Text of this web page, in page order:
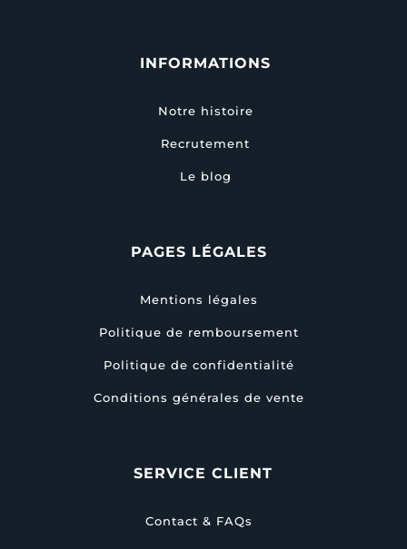
INFORMATIONS
Notre histoire
Recrutement
Le blog
PAGES LÉGALES
Mentions légales
Politique de remboursement
Politique de confidentialité
Conditions générales de vente
SERVICE CLIENT
Contact & FAQs